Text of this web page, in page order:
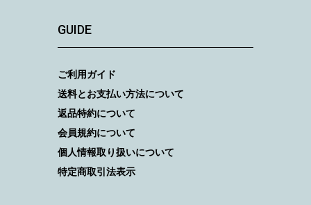
GUIDE
ご利用ガイド
送料とお支払い方法について
返品特約について
会員規約について
個人情報取り扱いについて
特定商取引法表示